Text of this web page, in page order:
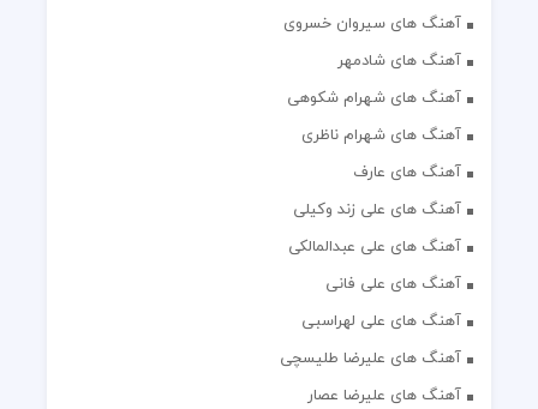
آهنگ های سیروان خسروی
آهنگ های شادمهر
آهنگ های شهرام شکوهی
آهنگ های شهرام ناظری
آهنگ های عارف
آهنگ های علی زند وکیلی
آهنگ های علی عبدالمالکی
آهنگ های علی فانی
آهنگ های علی لهراسبی
آهنگ های علیرضا طلیسچی
آهنگ های علیرضا عصار